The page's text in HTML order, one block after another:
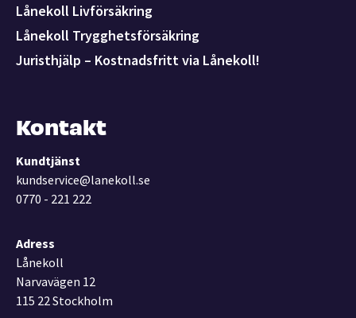
Lånekoll Livförsäkring
Lånekoll Trygghetsförsäkring
Juristhjälp – Kostnadsfritt via Lånekoll!
Kontakt
Kundtjänst
kundservice@lanekoll.se
0770 - 221 222
Adress
Lånekoll
Narvavägen 12
115 22 Stockholm